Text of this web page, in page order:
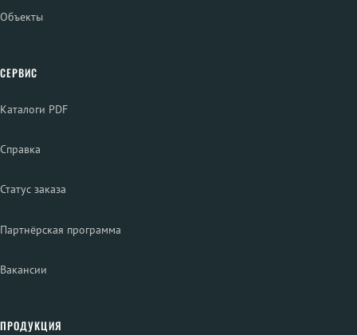
Объекты
СЕРВИС
Каталоги PDF
Справка
Статус заказа
Партнёрская программа
Вакансии
ПРОДУКЦИЯ